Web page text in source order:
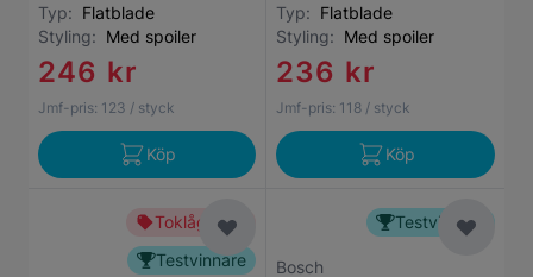
Typ: Flatblade
Styling: Med spoiler
246 kr
Jmf-pris: 123 / styck
Köp
Typ: Flatblade
Styling: Med spoiler
236 kr
Jmf-pris: 118 / styck
Köp
Toklågt pris
Testvinnare
Testvinnare
Bosch